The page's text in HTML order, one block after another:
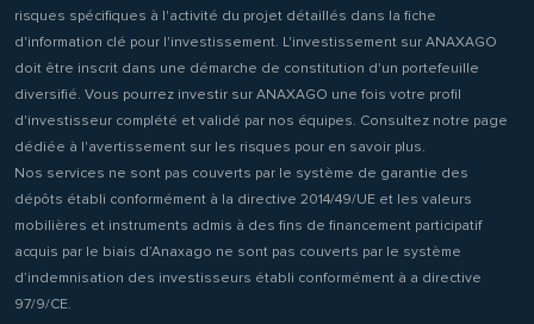
risques spécifiques à l'activité du projet détaillés dans la fiche
d'information clé pour l'investissement. L'investissement sur ANAXAGO
doit être inscrit dans une démarche de constitution d'un portefeuille
diversifié. Vous pourrez investir sur ANAXAGO une fois votre profil
d'investisseur complété et validé par nos équipes. Consultez notre page
dédiée à l'avertissement sur les risques pour en savoir plus.
Nos services ne sont pas couverts par le système de garantie des
dépôts établi conformément à la directive 2014/49/UE et les valeurs
mobilières et instruments admis à des fins de financement participatif
acquis par le biais d’Anaxago ne sont pas couverts par le système
d’indemnisation des investisseurs établi conformément à a directive
97/9/CE.